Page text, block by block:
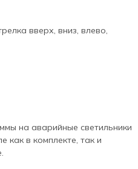
вверх, вниз, влево,
на аварийные светильники
как в комплекте, так и